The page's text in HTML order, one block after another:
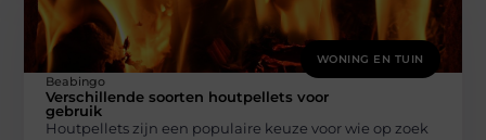
WONING EN TUIN
Beabingo
Verschillende soorten houtpellets voor
gebruik
Houtpellets zijn een populaire keuze voor wie op zoek